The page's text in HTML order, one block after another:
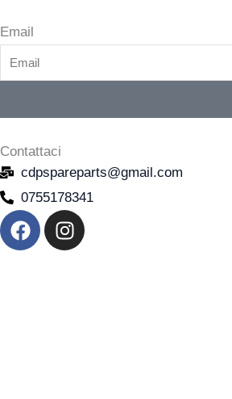
Email
Contattaci
cdpspareparts@gmail.com
0755178341
F
a
I
n